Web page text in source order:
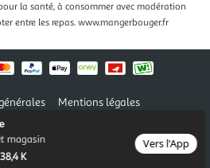
magasin
38,4 K
Vers l'App
la santé, à consommer avec modération
entre les repas. www.mangerbouger.fr
Mentions légales
Informations légales marketplace